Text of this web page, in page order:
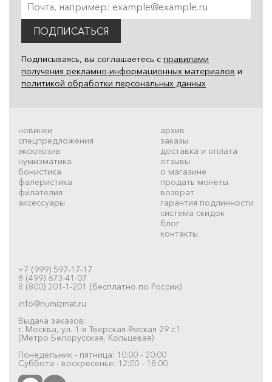
ПОДПИСАТЬСЯ
Подписываясь, вы соглашаетесь с правилами
получения рекламно-информационных материалов и
политикой обработки персональных данных
новинки
спецпредложения
эксклюзив
нумизматика
бонистика
фалеристика
филателия
аксессуары
архив
заказы
доставка и оплата
отзывы
о магазине
продать монеты
возврат
гарантия подлинности
система скидок
блог
контакты
+7 (999) 597-17-17
8 (499) 673-41-07
8 (800) 201-1-201 (бесплатно по России)
info@numizmat.ru
Выдача заказов:
г. Москва, ул. 1-я Тверская-Ямская 29 с1
(Метро Белорусская, Кольцевая)
Понедельник - пятница: 10:00 - 20:00
Суббота - воскресенье: 12:00 - 18:00